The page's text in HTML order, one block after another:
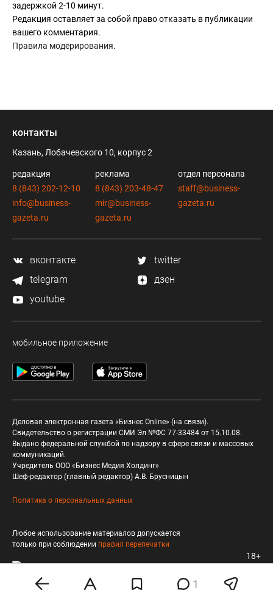
задержкой 2-10 минут.
Редакция оставляет за собой право отказать в публикации
вашего комментария.
Правила модерирования.
1
контакты
Казань, Лобачевского 10, корпус 2
редакция
8 (843) 202-12-10
info@business-
gazeta.ru
реклама
8 (843) 203-48-47
mir@business-
gazeta.ru
отдел персонала
staff@business-
gazeta.ru
вконтакте
twitter
telegram
дзен
youtube
мобильное приложение
Деловая электронная газета «Бизнес Online» (на связи).
Свидетельство о регистрации СМИ Эл №ФС 77-33484 от 15.10.08.
Выдано федеральной службой по надзору в сфере связи и массовых
коммуникаций.
Учредитель ООО «Бизнес Медия Холдинг»
Шеф-редактор (главный редактор) А.В. Брусницын
Политика о персональных данных
Любое использование материалов допускается
только при соблюдении правил перепечатки
18+